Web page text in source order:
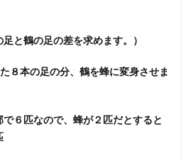
足と鶴の足の差を求めます。）
８本の足の分、鶴を蜂に変身させま
匹なので、蜂が２匹だとすると